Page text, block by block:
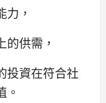
，
供需，
投資在符合社
。